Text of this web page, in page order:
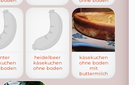
heidelbeer
käsekuchen
ohne boden
käsekuchen
ohne boden
mit
buttermilch